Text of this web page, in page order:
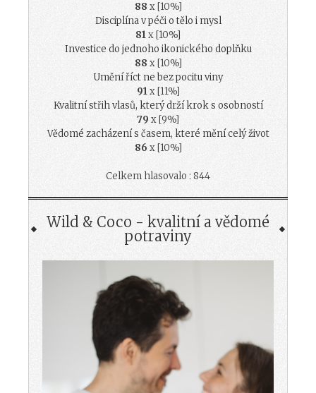
88 x [10%]
Disciplína v péči o tělo i mysl
81x [10%]
Investice do jednoho ikonického doplňku
88 x [10%]
Umění říct ne bez pocitu viny
91x [11%]
Kvalitní střih vlasů, který drží krok s osobností
79 x [9%]
Vědomé zacházení s časem, které mění celý život
86 x [10%]
Celkem hlasovalo : 844
Wild & Coco - kvalitní a vědomé
potraviny